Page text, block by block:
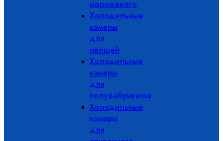
мороженого
Холодильные
камеры
для
овощей
Холодильные
камеры
для
полуфабрикатов
Холодильные
камеры
для